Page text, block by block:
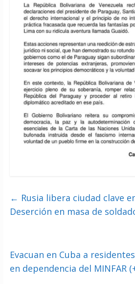
← Rusia libera ciudad clave
Deserción en masa de
Evacuan en Cuba a
en dependencia del MINFAR